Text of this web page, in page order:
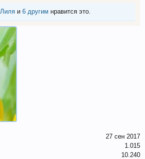
Лиля и 6 другим нравится это.
27 сен 2017
1.015
10.240